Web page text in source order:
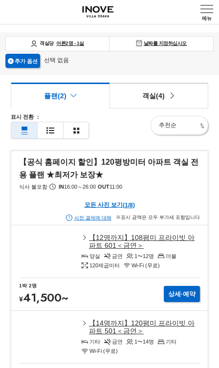
메뉴
객실당 어른2명 -1실 날짜를 지정하십시오
추가 옵션 선택 없음
표시 전환 ：
플랜(2) 객실(4)
【공식 홈페이지 할인】120평방미터 아파트 객실 전
용 플랜 ★최저가 보장★
식사 불포함 IN16:00～26:00 OUT11:00
모든 사진 보기 (1/8)
사전 결제에 대해 ※표시 금액은 모두 부가세 포함입니다
【12명까지】108평미 프라이빗 아
파트 601＜금연＞
양실 금연 1〜12명
더블
120제곱미터 Wi-Fi (무료)
1박 2명
¥41,500~ 상세∙예약
【14명까지】120평미 프라이빗 아
파트 501＜금연＞
기타 금연 1〜14명
기타
Wi-Fi (무료)